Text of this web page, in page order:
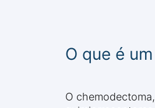
O que é
O